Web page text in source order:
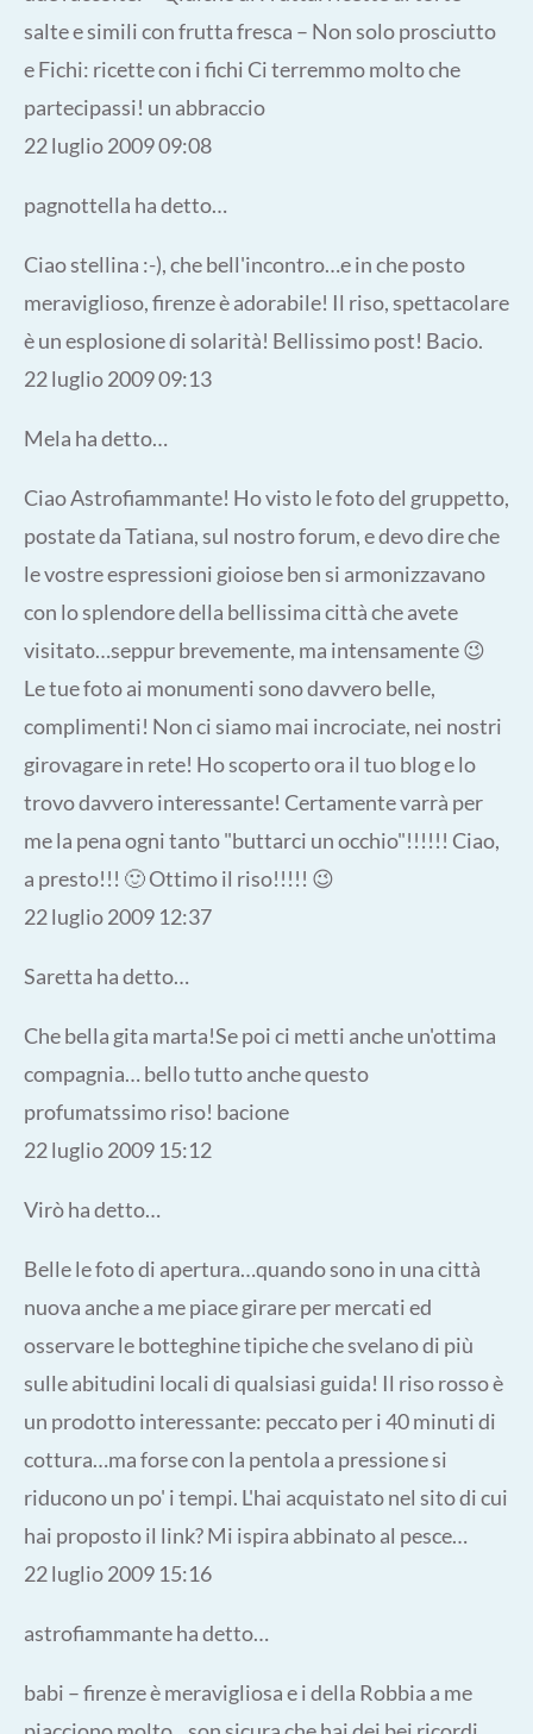
salte e simili con frutta fresca – Non solo prosciutto
e Fichi: ricette con i fichi Ci terremmo molto che
partecipassi! un abbraccio
22 luglio 2009 09:08
pagnottella ha detto…
Ciao stellina :-), che bell'incontro…e in che posto
meraviglioso, firenze è adorabile! Il riso, spettacolare
è un esplosione di solarità! Bellissimo post! Bacio.
22 luglio 2009 09:13
Mela ha detto…
Ciao Astrofiammante! Ho visto le foto del gruppetto,
postate da Tatiana, sul nostro forum, e devo dire che
le vostre espressioni gioiose ben si armonizzavano
con lo splendore della bellissima città che avete
visitato…seppur brevemente, ma intensamente 😉
Le tue foto ai monumenti sono davvero belle,
complimenti! Non ci siamo mai incrociate, nei nostri
girovagare in rete! Ho scoperto ora il tuo blog e lo
trovo davvero interessante! Certamente varrà per
me la pena ogni tanto "buttarci un occhio"!!!!!! Ciao,
a presto!!! 🙂 Ottimo il riso!!!!! 😉
22 luglio 2009 12:37
Saretta ha detto…
Che bella gita marta!Se poi ci metti anche un'ottima
compagnia… bello tutto anche questo
profumatssimo riso! bacione
22 luglio 2009 15:12
Virò ha detto…
Belle le foto di apertura…quando sono in una città
nuova anche a me piace girare per mercati ed
osservare le botteghine tipiche che svelano di più
sulle abitudini locali di qualsiasi guida! Il riso rosso è
un prodotto interessante: peccato per i 40 minuti di
cottura…ma forse con la pentola a pressione si
riducono un po' i tempi. L'hai acquistato nel sito di cui
hai proposto il link? Mi ispira abbinato al pesce…
22 luglio 2009 15:16
astrofiammante ha detto…
babi – firenze è meravigliosa e i della Robbia a me